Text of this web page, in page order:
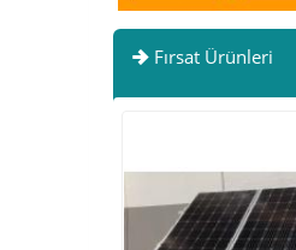
Fırsat Ürünleri